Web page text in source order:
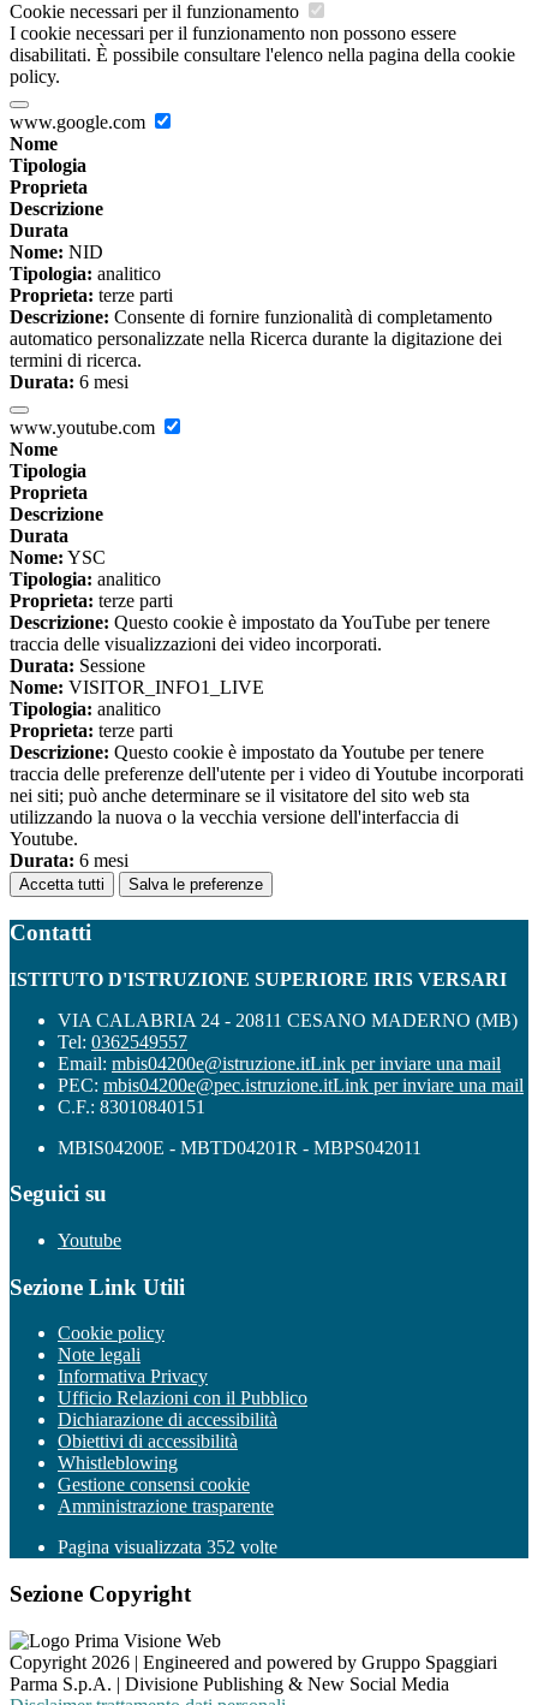
Cookie necessari per il funzionamento
I cookie necessari per il funzionamento non possono essere
disabilitati. È possibile consultare l'elenco nella pagina della cookie
policy.
www.google.com
Nome
Tipologia
Proprieta
Descrizione
Durata
Nome: NID
Tipologia: analitico
Proprieta: terze parti
Descrizione: Consente di fornire funzionalità di completamento
automatico personalizzate nella Ricerca durante la digitazione dei
termini di ricerca.
Durata: 6 mesi
www.youtube.com
Nome
Tipologia
Proprieta
Descrizione
Durata
Nome: YSC
Tipologia: analitico
Proprieta: terze parti
Descrizione: Questo cookie è impostato da YouTube per tenere
traccia delle visualizzazioni dei video incorporati.
Durata: Sessione
Nome: VISITOR_INFO1_LIVE
Tipologia: analitico
Proprieta: terze parti
Descrizione: Questo cookie è impostato da Youtube per tenere
traccia delle preferenze dell'utente per i video di Youtube incorporati
nei siti; può anche determinare se il visitatore del sito web sta
utilizzando la nuova o la vecchia versione dell'interfaccia di
Youtube.
Durata: 6 mesi
Accetta tutti Salva le preferenze
Contatti
ISTITUTO D'ISTRUZIONE SUPERIORE IRIS VERSARI
VIA CALABRIA 24 - 20811 CESANO MADERNO (MB)
Tel: 0362549557
Email: mbis04200e@istruzione.itLink per inviare una mail
PEC: mbis04200e@pec.istruzione.itLink per inviare una mail
C.F.: 83010840151
MBIS04200E - MBTD04201R - MBPS042011
Seguici su
Youtube
Sezione Link Utili
Cookie policy
Note legali
Informativa Privacy
Ufficio Relazioni con il Pubblico
Dichiarazione di accessibilità
Obiettivi di accessibilità
Whistleblowing
Gestione consensi cookie
Amministrazione trasparente
Pagina visualizzata 352 volte
Sezione Copyright
Copyright 2026 | Engineered and powered by Gruppo Spaggiari
Parma S.p.A. | Divisione Publishing & New Social Media